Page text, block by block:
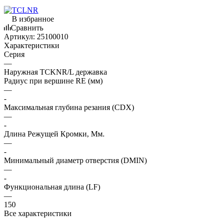
В избранное
Сравнить
Артикул: 25100010
Характеристики
Серия
—
Наружная TCKNR/L державка
Радиус при вершине RE (мм)
—
-
Максимальная глубина резания (CDX)
—
-
Длина Режущей Кромки, Мм.
—
-
Минимальный диаметр отверстия (DMIN)
—
-
Функциональная длина (LF)
—
150
Все характеристики